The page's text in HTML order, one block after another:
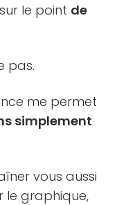
le point de
pas.
me permet
simplement
vous aussi
le graphique,